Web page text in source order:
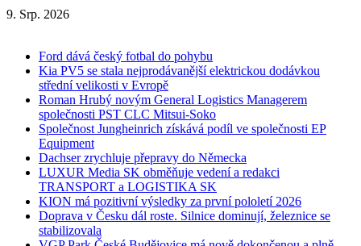
9. Srp. 2026
Ford dává český fotbal do pohybu
Kia PV5 se stala nejprodávanější elektrickou dodávkou
střední velikosti v Evropě
Roman Hrubý novým General Logistics Managerem
společnosti PST CLC Mitsui-Soko
Společnost Jungheinrich získává podíl ve společnosti EP
Equipment
Dachser zrychluje přepravy do Německa
LUXUR Media SK obměňuje vedení a redakci
TRANSPORT a LOGISTIKA SK
KION má pozitivní výsledky za první pololetí 2026
Doprava v Česku dál roste. Silnice dominují, železnice se
stabilizovala